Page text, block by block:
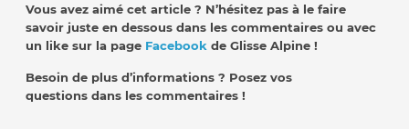
Vous avez aimé cet article ? N’hésitez pas à le faire
savoir juste en dessous dans les commentaires ou avec
un like sur la page Facebook de Glisse Alpine !
Besoin de plus d’informations ? Posez vos
questions dans les commentaires !